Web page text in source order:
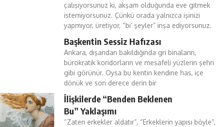
çalışıyorsunuz ki, akşam olduğunda eve gitmek
istemiyorsunuz. Çünkü orada yalnızca işinizi
yapmıyor, üretiyor, “bi’ şeyler” inşa ediyorsunuz.
Başkentin Sessiz Hafızası
Ankara, dışarıdan bakıldığında gri binaların,
bürokratik koridorların ve mesafeli yüzlerin şehri
gibi görünür. Oysa bu kentin kendine has, içe
dönük ve son derece derin bir
İlişkilerde “Benden Beklenen
Bu” Yaklaşımı
“Zaten erkekler aldatır”, “Erkeklerin yapısı böyle”,